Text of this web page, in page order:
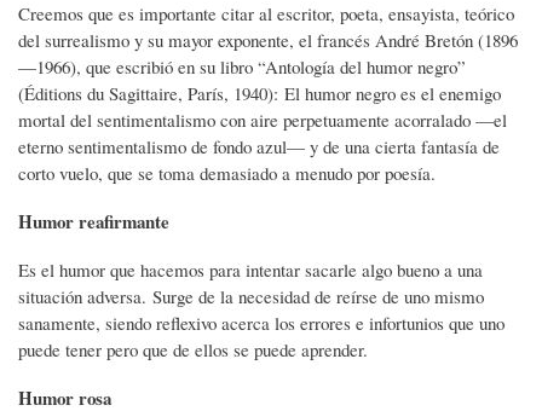
Creemos que es importante citar al escritor, poeta, ensayista, teórico
del surrealismo y su mayor exponente, el francés André Bretón (1896
—1966), que escribió en su libro “Antología del humor negro”
(Éditions du Sagittaire, París, 1940): El humor negro es el enemigo
mortal del sentimentalismo con aire perpetuamente acorralado —el
eterno sentimentalismo de fondo azul— y de una cierta fantasía de
corto vuelo, que se toma demasiado a menudo por poesía.
Humor reafirmante
Es el humor que hacemos para intentar sacarle algo bueno a una
situación adversa. Surge de la necesidad de reírse de uno mismo
sanamente, siendo reflexivo acerca los errores e infortunios que uno
puede tener pero que de ellos se puede aprender.
Humor rosa